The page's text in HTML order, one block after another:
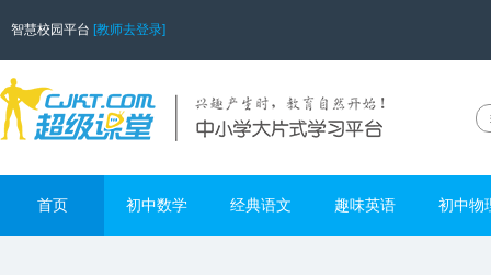
智慧校园平台 [教师去登录]
首页 初中数学 经典语文 趣味英语 初中物